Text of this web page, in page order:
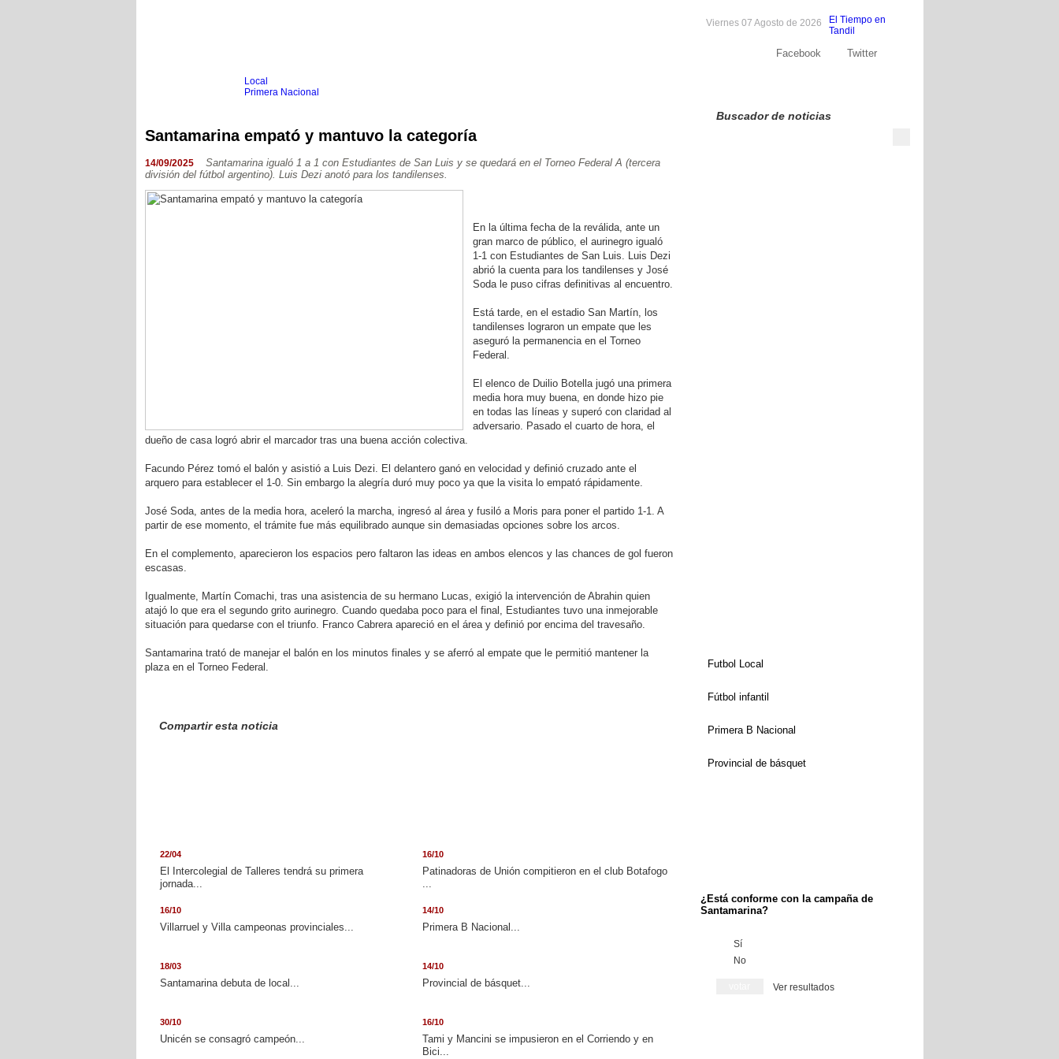
El Tiempo en
Tandil
Viernes 07 Agosto de 2026
Facebook Twitter
Local
Primera Nacional
Agrario
Atletismo
Aventura
Boxeo
Ciclismo
Gim. Artística
Santamarina empató y mantuvo la categoría
14/09/2025
Santamarina igualó 1 a 1 con Estudiantes de San Luis y se quedará en el Torneo Federal A (tercera
división del fútbol argentino). Luis Dezi anotó para los tandilenses.
En la última fecha de la reválida, ante un
gran marco de público, el aurinegro igualó
1-1 con Estudiantes de San Luis. Luis Dezi
abrió la cuenta para los tandilenses y José
Soda le puso cifras definitivas al encuentro.
Está tarde, en el estadio San Martín, los
tandilenses lograron un empate que les
aseguró la permanencia en el Torneo
Federal.
El elenco de Duilio Botella jugó una primera
media hora muy buena, en donde hizo pie
en todas las líneas y superó con claridad al
adversario. Pasado el cuarto de hora, el
dueño de casa logró abrir el marcador tras una buena acción colectiva.
Facundo Pérez tomó el balón y asistió a Luis Dezi. El delantero ganó en velocidad y definió cruzado ante el
arquero para establecer el 1-0. Sin embargo la alegría duró muy poco ya que la visita lo empató rápidamente.
José Soda, antes de la media hora, aceleró la marcha, ingresó al área y fusiló a Moris para poner el partido 1-1. A
partir de ese momento, el trámite fue más equilibrado aunque sin demasiadas opciones sobre los arcos.
En el complemento, aparecieron los espacios pero faltaron las ideas en ambos elencos y las chances de gol fueron
escasas.
Igualmente, Martín Comachi, tras una asistencia de su hermano Lucas, exigió la intervención de Abrahin quien
atajó lo que era el segundo grito aurinegro. Cuando quedaba poco para el final, Estudiantes tuvo una inmejorable
situación para quedarse con el triunfo. Franco Cabrera apareció en el área y definió por encima del travesaño.
Santamarina trató de manejar el balón en los minutos finales y se aferró al empate que le permitió mantener la
plaza en el Torneo Federal.
Compartir esta noticia
22/04
El Intercolegial de Talleres tendrá su primera
jornada...
16/10
Patinadoras de Unión compitieron en el club Botafogo
...
16/10
Villarruel y Villa campeonas provinciales...
14/10
Primera B Nacional...
18/03
Santamarina debuta de local...
14/10
Provincial de básquet...
30/10
Unicén se consagró campeón...
16/10
Tami y Mancini se impusieron en el Corriendo y en
Bici...
Buscador de noticias
Futbol Local
Fútbol infantil
Primera B Nacional
Provincial de básquet
¿Está conforme con la campaña de
Santamarina?
Sí
No
Ver resultados